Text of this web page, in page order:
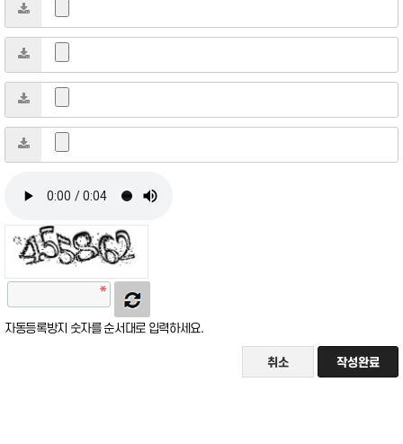
자동등록방지 숫자를 순서대로 입력하세요.
취소